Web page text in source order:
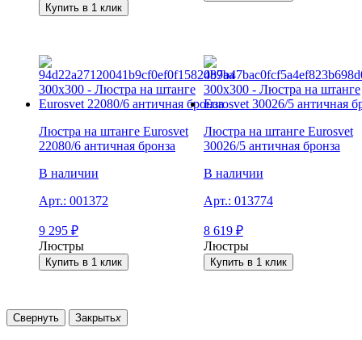
Купить в 1 клик
Люстра на штанге Eurosvet
22080/6 античная бронза
В наличии
Арт.: 001372
9 295 ₽
Люстры
Купить в 1 клик
Люстра на штанге Eurosvet
30026/5 античная бронза
В наличии
Арт.: 013774
8 619 ₽
Люстры
Купить в 1 клик
Свернуть Закрытьx